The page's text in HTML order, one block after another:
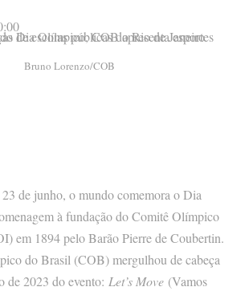
Bruno Lorenzo/COB
23 de junho, o mundo comemora o Dia
à fundação do Comitê Olímpico
em 1894 pelo Barão Pierre de Coubertin.
do Brasil (COB) mergulhou de cabeça
de 2023 do evento: Let’s Move (Vamos